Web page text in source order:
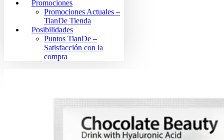
Promociones
Promociones Actuales –
TianDe Tienda
Posibilidades
Puntos TianDe –
Satisfacción con la
compra